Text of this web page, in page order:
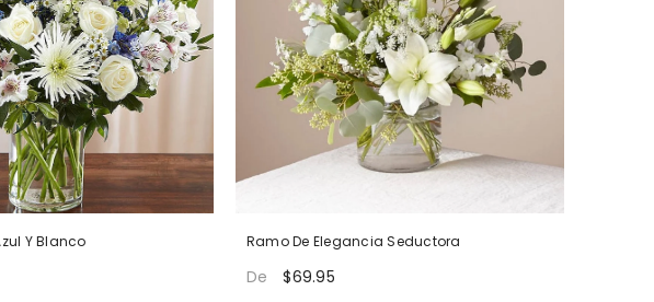
Y Blanco Ramo De Elegancia Seductora
De $69.95